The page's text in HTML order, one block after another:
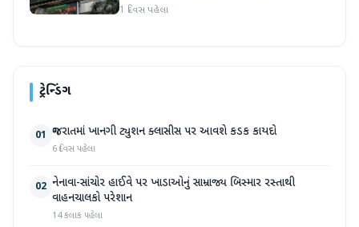
1 દિવસ પહેલા
ટ્રેન્ડિંગ
01 ગુજરાતમાં ખાનગી ટ્યુશન ક્લાસીસ પર આવશે કડક કાયદો
6 દિવસ પહેલા
02 નેનાવા-સાંચોર હાઈવે પર ખાડાઓનું સામ્રાજ્ય બિસ્માર રસ્તાથી
વાહનચાલકો પરેશાન
14 કલાક પહેલા